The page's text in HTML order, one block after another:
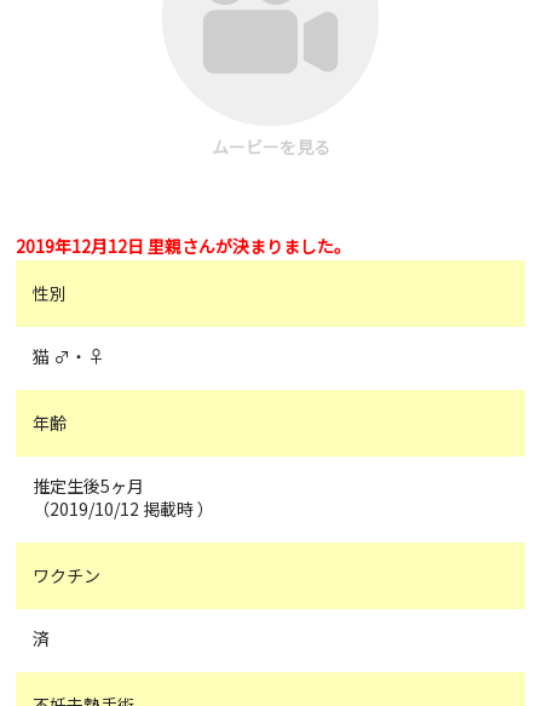
ムービーを見る
2019年12月12日 里親さんが決まりました。
性別
猫 ♂・♀
年齢
推定生後5ヶ月
（2019/10/12 掲載時 ）
ワクチン
済